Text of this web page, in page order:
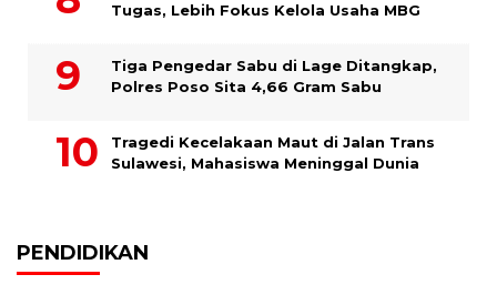
Tugas, Lebih Fokus Kelola Usaha MBG
Tiga Pengedar Sabu di Lage Ditangkap,
Polres Poso Sita 4,66 Gram Sabu
Tragedi Kecelakaan Maut di Jalan Trans
Sulawesi, Mahasiswa Meninggal Dunia
PENDIDIKAN